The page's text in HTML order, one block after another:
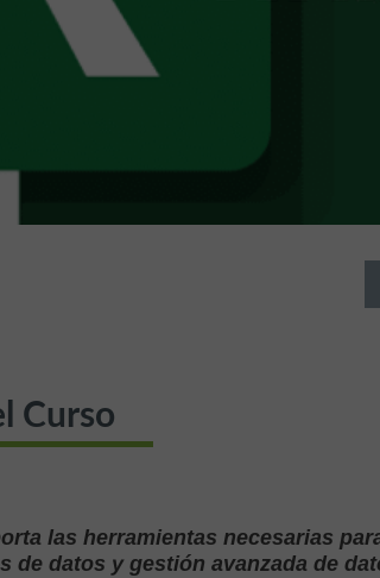
Curso
las herramientas necesarias
de datos y gestión avanzada de